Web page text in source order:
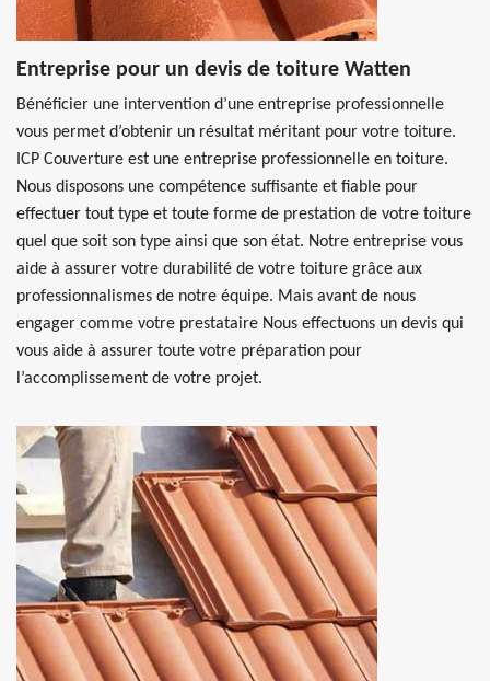
Entreprise pour un devis de toiture Watten
Bénéficier une intervention d’une entreprise professionnelle
vous permet d’obtenir un résultat méritant pour votre toiture.
ICP Couverture est une entreprise professionnelle en toiture.
Nous disposons une compétence suffisante et fiable pour
effectuer tout type et toute forme de prestation de votre toiture
quel que soit son type ainsi que son état. Notre entreprise vous
aide à assurer votre durabilité de votre toiture grâce aux
professionnalismes de notre équipe. Mais avant de nous
engager comme votre prestataire Nous effectuons un devis qui
vous aide à assurer toute votre préparation pour
l’accomplissement de votre projet.